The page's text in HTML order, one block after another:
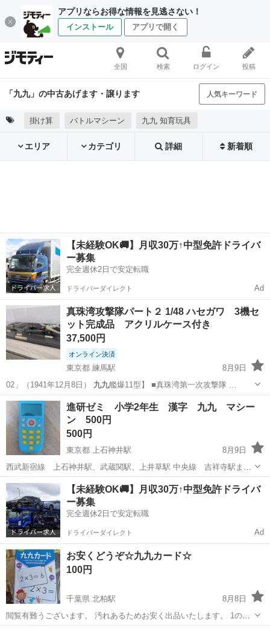
アプリならお得な情報を見逃さない！
インストール アプリで開く
全国 検索 ログイン 投稿
「九九」の中古あげます・譲ります 人気キーワード
掛け算 バトルマシーン 九九 知育玩具
エリア カテゴリ 詳細 新着順
【未経験OK🚚】月収30万↑中型免許ドライバ
ー募集
完全週休2日で安定転職
ドライバーダイレクト Ad
真珠湾攻撃隊パート２ 1/48 ハセガワ 3機セ
ット完成品 アクリルケース付き
37,500円
オンライン決済
東京都 練馬駅
8月9日
02」（1941年12月8日） 九九艦爆11型】 ■真珠湾第一次攻撃隊 …
東京 練馬区 練馬駅 その他 空母
進研ゼミ 小学2年生 漢字 九九 マシー
ン 500円
500円
東京都 上石神井駅
8月9日
西武新宿線 上石神井駅、武蔵関駅、上井草駅 中央線 吉祥寺駅まで
9月以降、土曜日午後のみ田無 可能 取りに来て頂ける方限定 現地に
てお支払お願いいたします
東京 練馬区 上石神井駅 おもちゃ 小学2年生
【未経験OK🚚】月収30万↑中型免許ドライバ
ー募集
完全週休2日で安定転職
ドライバーダイレクト Ad
お安くどうぞ☆九九カード☆
100円
千葉県 北柏駅
8月8日
閲覧有難うございます。 汚れあるためお安く出品いたします。 1の段